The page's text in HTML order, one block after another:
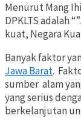
Menurut Mang
DPKLTS adalah “
kuat, Negara
Banyakfaktor
Jawa Barat.
sumber alam
yang serius
berkelanjutan